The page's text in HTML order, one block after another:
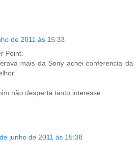
de 2011 às 15:33
Point.
mais da Sony achei conferencia da
não desperta tanto interesse.
junho de 2011 às 15:38